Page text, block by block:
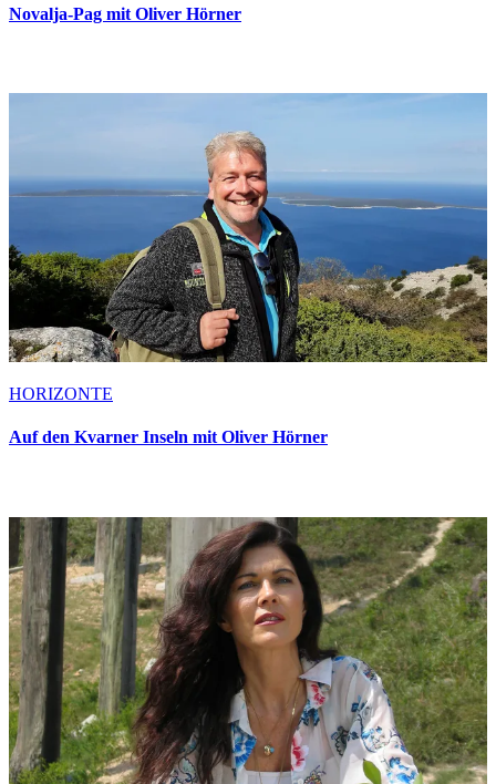
Novalja-Pag mit Oliver Hörner
HORIZONTE
Auf den Kvarner Inseln mit Oliver Hörner